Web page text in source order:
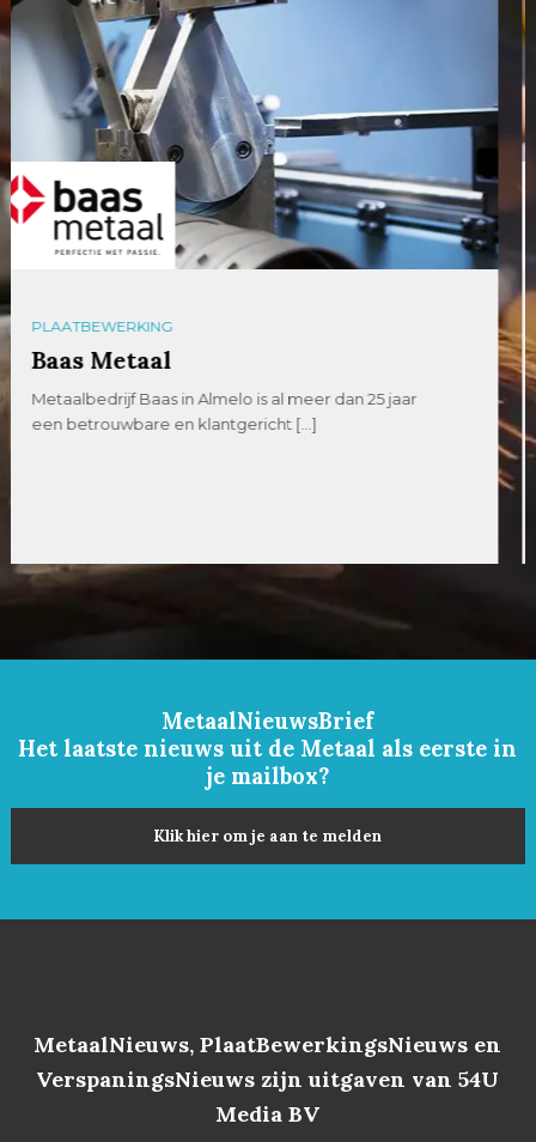
PLAATBEWERKING
GICOM Metaalbewerking
IJzersterk vakmanschap op maat. GICOM is een
veelzijdig metaalbewerkingsbedrijf met een
MetaalNieuwsBrief
Het laatste nieuws uit de Metaal als eerste in
je mailbox?
Klik hier om je aan te melden
MetaalNieuws, PlaatBewerkingsNieuws en
VerspaningsNieuws zijn uitgaven van 54U
Media BV